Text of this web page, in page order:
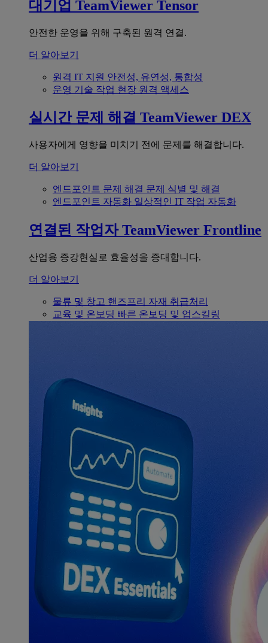
대기업 TeamViewer Tensor
안전한 운영을 위해 구축된 원격 연결.
더 알아보기
원격 IT 지원 안전성, 유연성, 통합성
운영 기술 작업 현장 원격 액세스
실시간 문제 해결 TeamViewer DEX
사용자에게 영향을 미치기 전에 문제를 해결합니다.
더 알아보기
엔드포인트 문제 해결 문제 식별 및 해결
엔드포인트 자동화 일상적인 IT 작업 자동화
연결된 작업자 TeamViewer Frontline
산업용 증강현실로 효율성을 증대합니다.
더 알아보기
물류 및 창고 핸즈프리 자재 취급처리
교육 및 온보딩 빠른 온보딩 및 업스킬링